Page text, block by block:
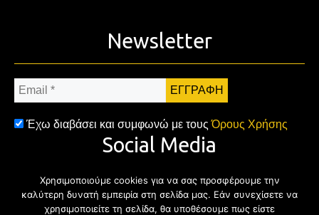
Newsletter
Email
*
Έχω διαβάσει και συμφωνώ με τουςΌρους Χρήσης
Social Media
FacebookTwitter Instagram
Χρησιμοποιούμε cookies για να σας προσφέρουμε την
καλύτερη δυνατή εμπειρία στη σελίδα μας. Εάν συνεχίσετε να
χρησιμοποιείτε τη σελίδα, θα υποθέσουμε πως είστε